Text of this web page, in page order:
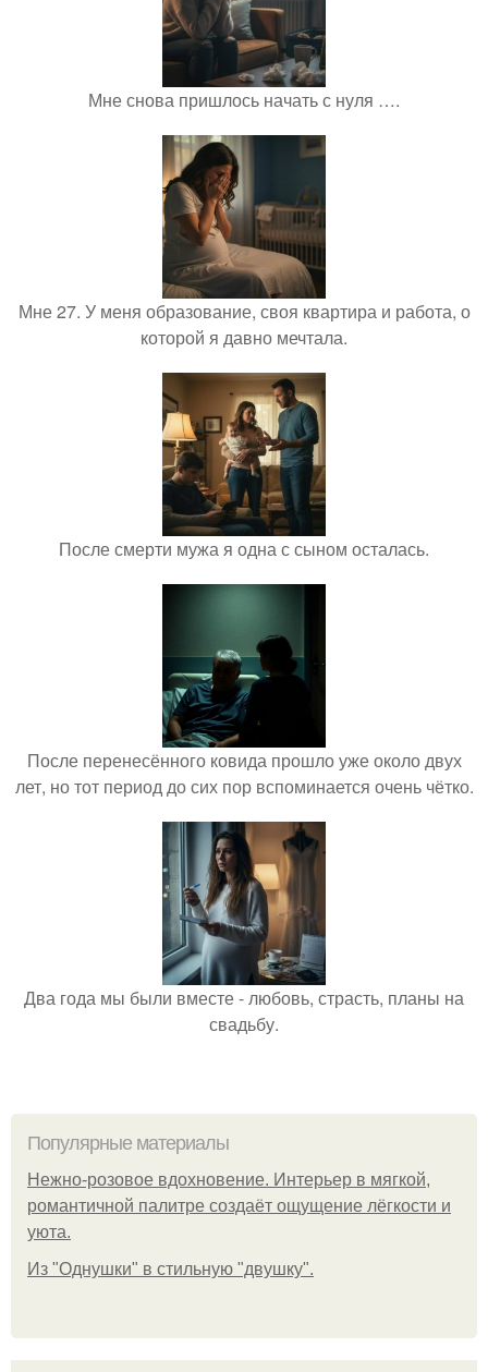
Мне снова пришлось начать с нуля ….
Мне 27. У меня образование, своя квартира и работа, о
которой я давно мечтала.
После смерти мужа я одна с сыном осталась.
После перенесённого ковида прошло уже около двух
лет, но тот период до сих пор вспоминается очень чётко.
Два года мы были вместе - любовь, страсть, планы на
свадьбу.
Популярные материалы
Нежно-розовое вдохновение. Интерьер в мягкой,
романтичной палитре создаёт ощущение лёгкости и
уюта.
Из "Однушки" в стильную "двушку".